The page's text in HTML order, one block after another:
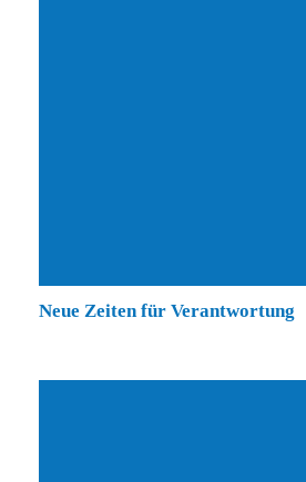
Neue Zeiten für Verantwortung